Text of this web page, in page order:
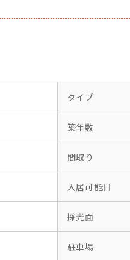
タイプ
築年数
間取り
入居可能日
採光面
駐車場